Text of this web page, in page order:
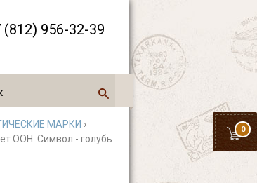
(812) 956-32-39
0
МАРКИ ›
ООН. Символ - голубь